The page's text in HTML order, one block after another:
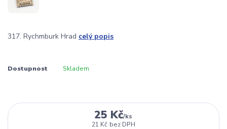
317. Rychmburk Hrad celý popis
Dostupnost Skladem
25 Kč/ks
21 Kč bez DPH